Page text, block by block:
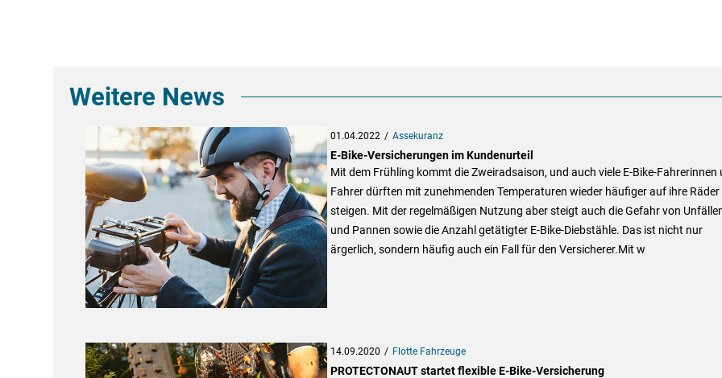
Weitere News
01.04.2022 Assekuranz
E-Bike-Versicherungen im Kundenurteil
Mit dem Frühling kommt die Zweiradsaison, und auch viele E-Bike-Fahrerinnen
Fahrer dürften mit zunehmenden Temperaturen wieder häufiger auf ihre Räder
steigen. Mit der regelmäßigen Nutzung aber steigt auch die Gefahr von
und Pannen sowie die Anzahl getätigter E-Bike-Diebstähle. Das ist nicht nur
ärgerlich, sondern häufig auch ein Fall für den Versicherer.Mit w
14.09.2020 Flotte Fahrzeuge
PROTECTONAUT startet flexible E-Bike-Versicherung